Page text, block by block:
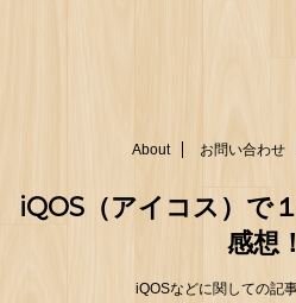
About お問い合わせ
iQOS（アイコス）で
感想！
iQOSなどに関しての記